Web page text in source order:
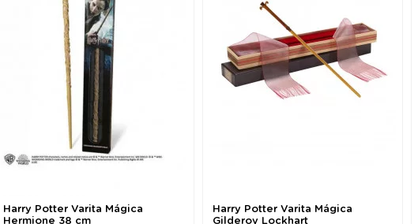
Harry Potter Varita Mágica
Hermione 38 cm
Harry Potter Varita Mágica
Gilderoy Lockhart